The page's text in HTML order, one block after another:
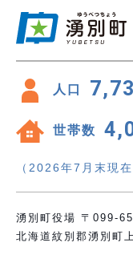
人口
世帯数
（2026年7月末現在
湧別町役場 〒099-
北海道紋別郡湧別町